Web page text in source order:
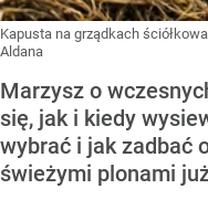
Kapusta na grządkach
Aldana
Marzysz o
się, jak i kiedy
wybrać i jak zadbać
świeżymi plonami